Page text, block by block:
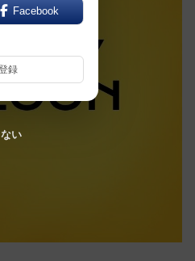
Facebook
録
い